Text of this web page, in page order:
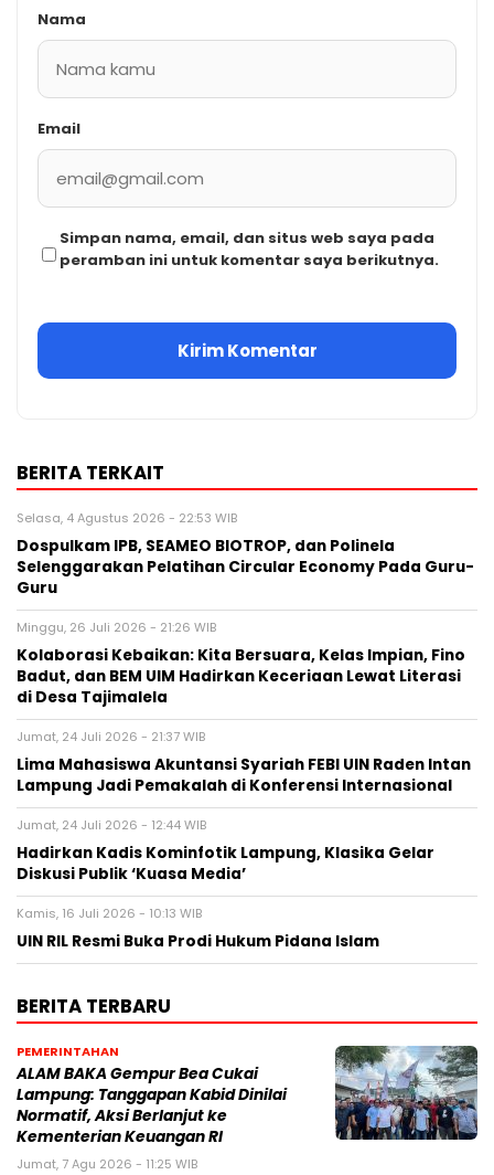
Nama
Email
Simpan nama, email, dan situs web saya pada
peramban ini untuk komentar saya berikutnya.
BERITA TERKAIT
Selasa, 4 Agustus 2026 - 22:53 WIB
Dospulkam IPB, SEAMEO BIOTROP, dan Polinela
Selenggarakan Pelatihan Circular Economy Pada Guru-
Guru
Minggu, 26 Juli 2026 - 21:26 WIB
Kolaborasi Kebaikan: Kita Bersuara, Kelas Impian, Fino
Badut, dan BEM UIM Hadirkan Keceriaan Lewat Literasi
di Desa Tajimalela
Jumat, 24 Juli 2026 - 21:37 WIB
Lima Mahasiswa Akuntansi Syariah FEBI UIN Raden Intan
Lampung Jadi Pemakalah di Konferensi Internasional
Jumat, 24 Juli 2026 - 12:44 WIB
Hadirkan Kadis Kominfotik Lampung, Klasika Gelar
Diskusi Publik ‘Kuasa Media’
Kamis, 16 Juli 2026 - 10:13 WIB
UIN RIL Resmi Buka Prodi Hukum Pidana Islam
BERITA TERBARU
PEMERINTAHAN
ALAM BAKA Gempur Bea Cukai
Lampung: Tanggapan Kabid Dinilai
Normatif, Aksi Berlanjut ke
Kementerian Keuangan RI
Jumat, 7 Agu 2026 - 11:25 WIB